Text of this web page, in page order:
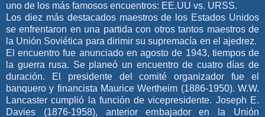
uno de los más famosos encuentros: EE.UU vs. URSS.
Los diez más destacados maestros de los Estados Unidos
se enfrentaron en una partida con otros tantos maestros de
la Unión Soviética para dirimir su supremacía en el ajedrez.
El encuentro fue anunciado en agosto de 1943, tiempos de
la guerra rusa. Se planeó un encuentro de cuatro días de
duración. El presidente del comité organizador fue el
banquero y financista Maurice Wertheim (1886-1950). W.W.
Lancaster cumplió la función de vicepresidente. Joseph E.
Davies (1876-1958), anterior embajador en la Unión